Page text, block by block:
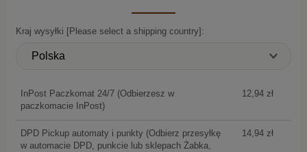
Kraj wysyłki [Please select a shipping country]:
InPost Paczkomat 24/7(Odbierzesz w
paczkomacie InPost)
12,94 zł
DPD Pickup automaty i punkty(Odbierz przesyłkę
w automacie DPD, punkcie lub sklepach Żabka,
14,94 zł